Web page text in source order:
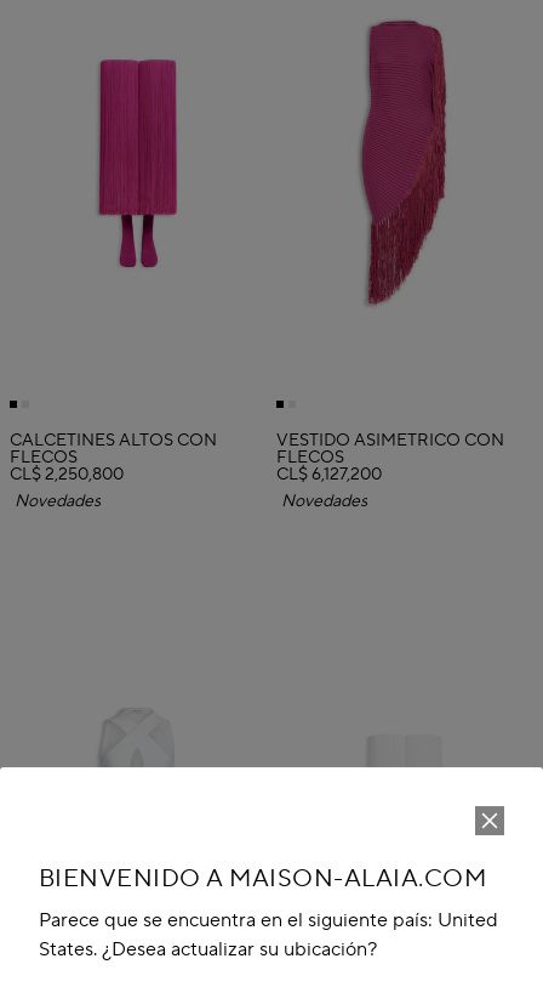
BIENVENIDO A MAISON-ALAIA.COM
Parece que se encuentra en el siguiente país: United
States. ¿Desea actualizar su ubicación?
CALCETINES ALTOS CON
FLECOS
CL$ 2,250,800
Novedades
VESTIDO ASIMÉTRICO CON
FLECOS
CL$ 6,127,200
Novedades